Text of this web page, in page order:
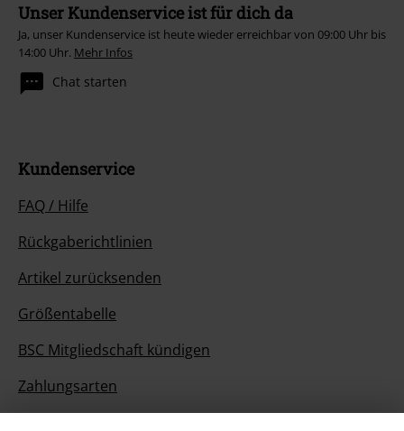
Unser Kundenservice ist für dich da
Ja, unser Kundenservice ist heute wieder erreichbar von 09:00 Uhr bis
14:00 Uhr. Mehr Infos
Chat starten
Kundenservice
FAQ / Hilfe
Rückgaberichtlinien
Artikel zurücksenden
Größentabelle
BSC Mitgliedschaft kündigen
Zahlungsarten